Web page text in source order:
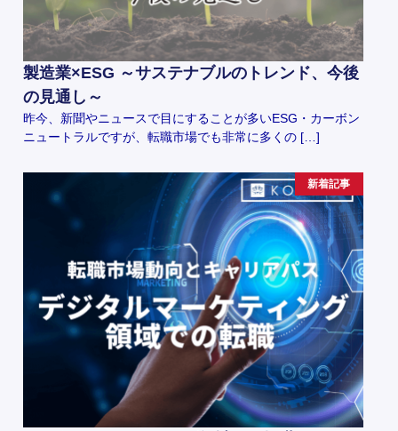
製造業×ESG ～サステナブルのトレンド、今後
の見通し～
昨今、新聞やニュースで目にすることが多いESG・カーボン
ニュートラルですが、転職市場でも非常に多くの […]
新着記事